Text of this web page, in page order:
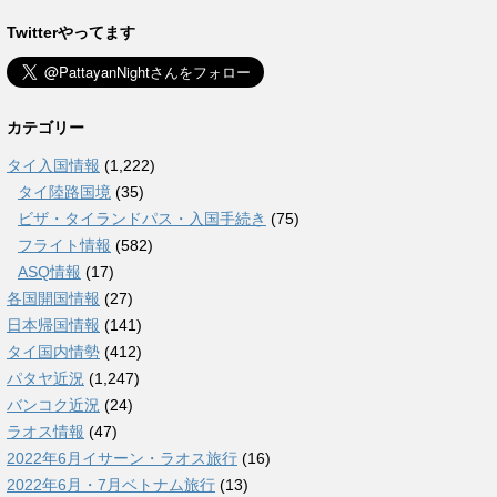
Twitterやってます
カテゴリー
タイ入国情報 (1,222)
タイ陸路国境 (35)
ビザ・タイランドパス・入国手続き (75)
フライト情報 (582)
ASQ情報 (17)
各国開国情報 (27)
日本帰国情報 (141)
タイ国内情勢 (412)
パタヤ近況 (1,247)
バンコク近況 (24)
ラオス情報 (47)
2022年6月イサーン・ラオス旅行 (16)
2022年6月・7月ベトナム旅行 (13)